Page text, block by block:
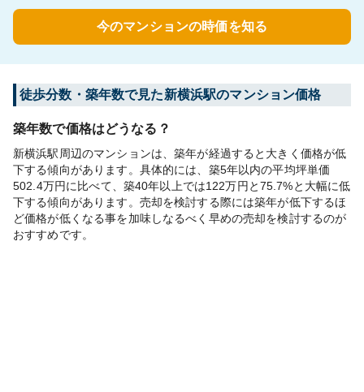
今のマンションの時価を知る
徒歩分数・築年数で見た新横浜駅のマンション価格
築年数で価格はどうなる？
新横浜駅周辺のマンションは、築年が経過すると大きく価格が低
下する傾向があります。具体的には、築5年以内の平均坪単価
502.4万円に比べて、築40年以上では122万円と75.7%と大幅に低
下する傾向があります。売却を検討する際には築年が低下するほ
ど価格が低くなる事を加味しなるべく早めの売却を検討するのが
おすすめです。